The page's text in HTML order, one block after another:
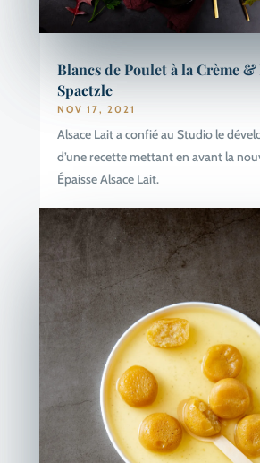
Blancs de Poulet à la Crème
Spaetzle
NOV 17, 2021
Alsace Lait a confié au Studio le
d’une recette mettant en avant la
Épaisse Alsace Lait.